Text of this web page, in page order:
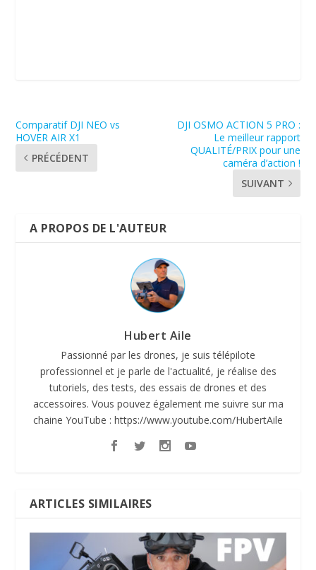
Comparatif DJI NEO vs
HOVER AIR X1
PRÉCÉDENT
DJI OSMO ACTION 5 PRO :
Le meilleur rapport
QUALITÉ/PRIX pour une
caméra d’action !
SUIVANT
A PROPOS DE L'AUTEUR
Hubert Aile
Passionné par les drones, je suis télépilote
professionnel et je parle de l'actualité, je réalise des
tutoriels, des tests, des essais de drones et des
accessoires. Vous pouvez également me suivre sur ma
chaine YouTube : https://www.youtube.com/HubertAile
ARTICLES SIMILAIRES